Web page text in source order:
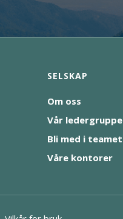
SELSKAP
Om oss
Vår ledergruppe
Bli med i teamet
Våre kontorer